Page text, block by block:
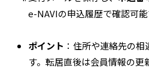
e-NAVIの申込履歴で確認可能
ポイント ：住所や連絡先の
す。転居直後は会員情報の更